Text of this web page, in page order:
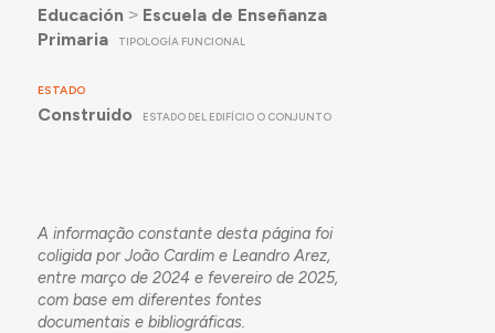
Educación ˃ Escuela de Enseñanza
Primaria
TIPOLOGÍA FUNCIONAL
ESTADO
Construido ESTADO DEL EDIFÍCIO O CONJUNTO
A informação constante desta página foi
coligida por João Cardim e Leandro Arez,
entre março de 2024 e fevereiro de 2025,
com base em diferentes fontes
documentais e bibliográficas.